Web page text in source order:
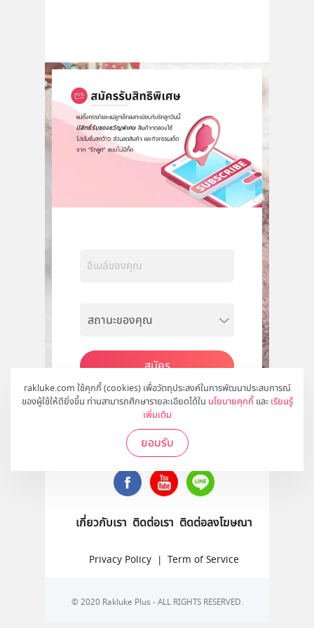
rakluke.com ใช้คุกกี้ (cookies) เพื่อวัตถุประสงค์ในการพัฒนาประสบการณ์
ของผู้ใช้ให้ดียิ่งขึ้น ท่านสามารถศึกษารายละเอียดได้ใน นโยบายคุกกี้ และ เรียนรู้
เพิ่มเติม
ยอมรับ
สมัคร
ติดตามเราได้ที่
เกี่ยวกับเรา ติดต่อเรา ติดต่อลงโฆษณา
Privacy Policy | Term of Service
© 2020 Rakluke Plus - ALL RIGHTS RESERVED.